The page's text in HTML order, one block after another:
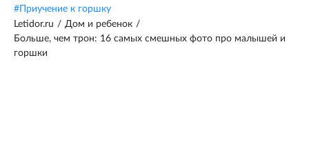
# Приучение к горшку
Letidor.ru / Дом и ребенок /
Больше, чем трон: 16 самых смешных фото про малышей и
горшки